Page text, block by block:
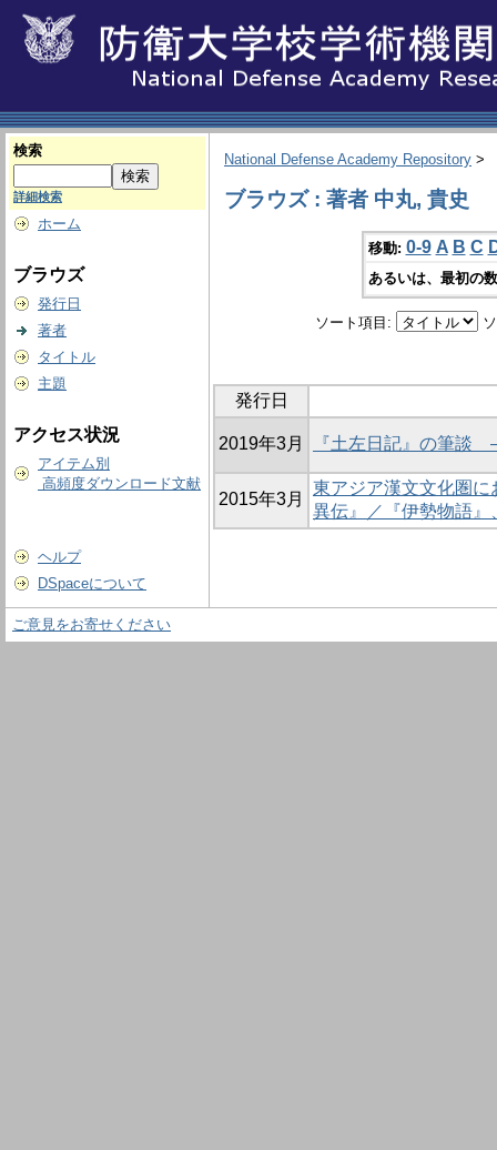
検索
詳細検索
ホーム
ブラウズ
発行日
著者
タイトル
主題
アクセス状況
アイテム別
高頻度ダウンロード文献
ヘルプ
DSpaceについて
National Defense Academy Repository >
ブラウズ : 著者 中丸, 貴史
移動: 0-9 A B C
あるいは、最初の
ソート項目:
発行日
2019年3月 『土左日記』の筆談
2015年3月
東アジア漢文文化圏
異伝』／『伊勢物語
ご意見をお寄せください